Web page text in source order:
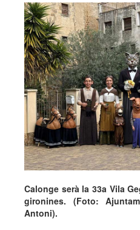
Calonge serà la 33a Vila
gironines. (Foto:
Antoni).